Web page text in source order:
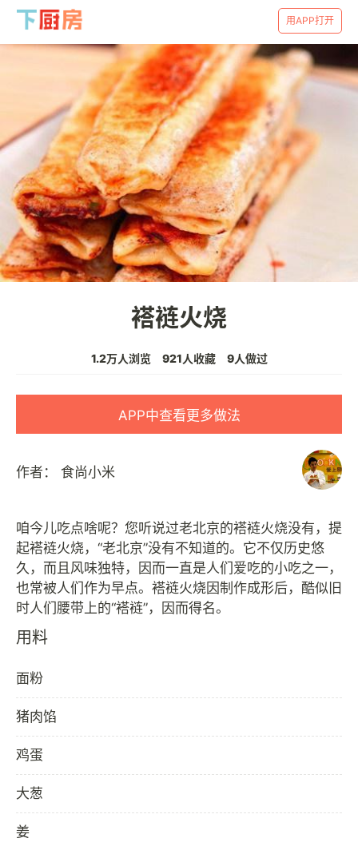
用APP打开
褡裢火烧
1.2万人浏览 921人收藏 9人做过
APP中查看更多做法
作者： 食尚小米
咱今儿吃点啥呢？您听说过老北京的褡裢火烧没有，提
起褡裢火烧，“老北京”没有不知道的。它不仅历史悠
久，而且风味独特，因而一直是人们爱吃的小吃之一，
也常被人们作为早点。褡裢火烧因制作成形后，酷似旧
用料
面粉
猪肉馅
鸡蛋
大葱
姜